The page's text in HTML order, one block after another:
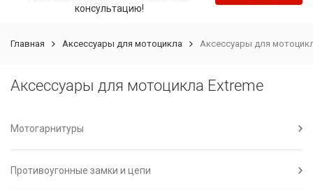
консультацию!
Главная Аксессуары для мотоцикла Аксессуары для
Аксессуары для мотоцикла Extreme
Мотогарнитуры
Противоугонные замки и цепи